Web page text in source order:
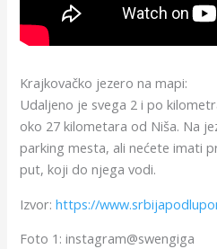
Krajkovačko jezero na mapi:
Udaljeno je svega 2 i po
oko 27 kilometara od Niša. Na
parking mesta, ali nećete imati
put, koji do njega vodi.
Izvor:https://
Foto 1:instagram@swengiga